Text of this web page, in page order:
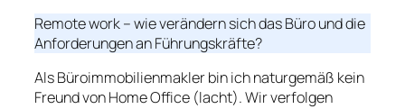
Remote work – wie verändern sich das Büro und die
Anforderungen an Führungskräfte?
Als Büroimmobilienmakler bin ich naturgemäß kein
Freund von Home Office (lacht). Wir verfolgen